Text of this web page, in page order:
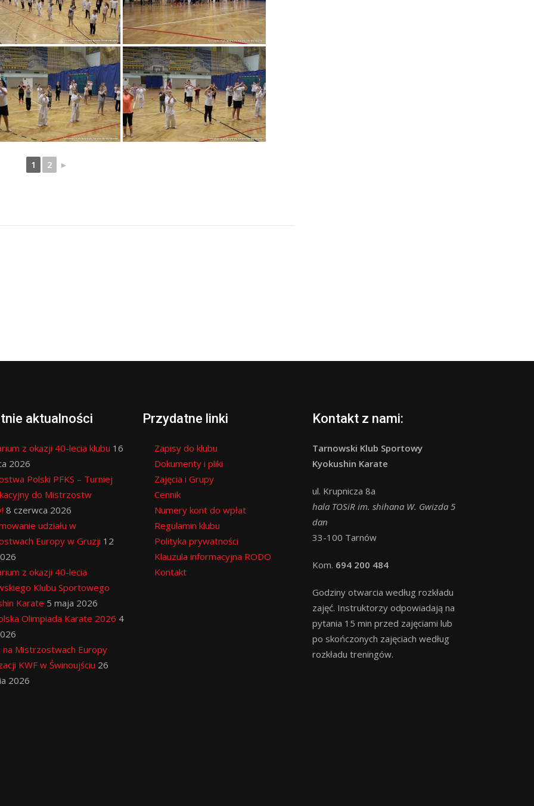
1 2 ►
aktualności
z okazji 40-lecia klubu 16
2026
Polski PFKS – Turniej
do Mistrzostw
8 czerwca 2026
udziału w
Europy w Gruzji 12
z okazji 40-lecia
Klubu Sportowego
Karate 5 maja 2026
Olimpiada Karate 2026 4
na Mistrzostwach Europy
KWF w Świnoujściu 26
2026
Przydatne linki
Zapisy do klubu
Dokumenty i pliki
Zajęcia i Grupy
Cennik
Numery kont do wpłat
Regulamin klubu
Polityka prywatności
Klauzula informacyjna RODO
Kontakt
Kontakt z nami:
Tarnowski Klub Sportowy
Kyokushin Karate
ul. Krupnicza 8a
hala TOSiR im. shihana W. Gwizda 5
dan
33-100 Tarnów
Kom. 694 200 484
Godziny otwarcia według rozkładu
zajęć. Instruktorzy odpowiadają na
pytania 15 min przed zajęciami lub
po skończonych zajęciach według
rozkładu treningów.